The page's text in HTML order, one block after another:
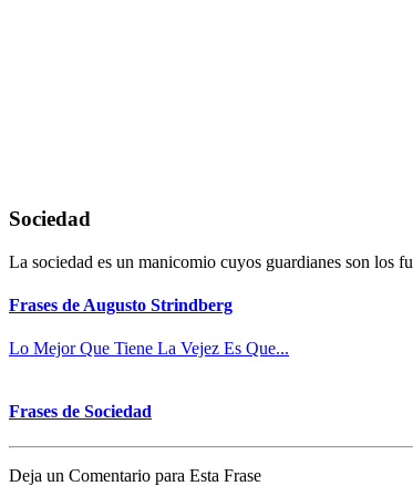
Sociedad
La sociedad es un manicomio cuyos guardianes son los
Frases de Augusto Strindberg
Lo Mejor Que Tiene La Vejez Es Que...
Frases de Sociedad
Deja un Comentario para Esta Frase